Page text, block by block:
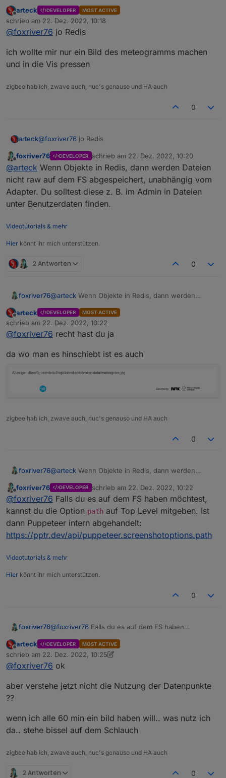
      } else {
// the binary representation of the
log(`Sucessfully took screenshot:
https://github.com/foxriver76/ioBroker.puppeteer#h
ow-to
States dienen nur der Konfiguration, falls du via
Screenshot erstellen möchtest. Wenn du
ausschließlich Messages nutzt können dir die States
egal sein.
Nutzt du eine Redis DB für die Objekte?
Offline
arteck DEVELOPER MOST ACTIVE
schrieb am 22. Dez. 2022, 10:18
zuletzt editiert von
@foxriver76 jo Redis
ich wollte mir nur ein Bild des meteogramms machen
und in die Vis pressen
zigbee hab ich, zwave auch, nuc's genauso und HA auch
0
arteck@foxriver76 jo Redis
ich wollte mir nur ein Bild des meteogramms machen
und in die Vis pressen
Offline
foxriver76 DEVELOPER schrieb am 22. Dez. 2022, 10:20
zuletzt editiert von
@arteck Wenn Objekte in Redis, dann werden Dateien
nicht raw auf dem FS abgespeichert, unabhängig vom
Adapter. Du solltest diese z. B. im Admin in Dateien
unter Benutzerdaten finden.
Videotutorials & mehr
Hier könnt ihr mich unterstützen.
2 Antworten 0
foxriver76@arteck Wenn Objekte in Redis, dann werden
unabhängig vom Adapter. Du solltest diese z. B. im
Admin in Dateien unter Benutzerdaten finden.
Offline
arteck DEVELOPER MOST ACTIVE
schrieb am 22. Dez. 2022, 10:22
zuletzt editiert von
@foxriver76 recht hast du ja
da wo man es hinschiebt ist es auch
zigbee hab ich, zwave auch, nuc's genauso und HA auch
0
foxriver76@arteck Wenn Objekte in Redis, dann werden
unabhängig vom Adapter. Du solltest diese z. B. im
Admin in Dateien unter Benutzerdaten finden.
Offline
foxriver76 DEVELOPER schrieb am 22. Dez. 2022, 10:22
zuletzt editiert von
@foxriver76 Falls du es auf dem FS haben möchtest,
kannst du die Option path auf Top Level mitgeben. Ist
dann Puppeteer intern abgehandelt:
https://pptr.dev/api/puppeteer.screenshotoptions.path
Videotutorials & mehr
Hier könnt ihr mich unterstützen.
0
foxriver76@foxriver76 Falls du es auf dem FS haben
mitgeben. Ist dann Puppeteer intern abgehandelt:
https://pptr.dev/api/puppeteer.screenshotoptions.pa
th
Offline
arteck DEVELOPER MOST ACTIVE
schrieb am 22. Dez. 2022, 10:25
zuletzt editiert von arteck
@foxriver76 ok
aber verstehe jetzt nicht die Nutzung der Datenpunkte
??
wenn ich alle 60 min ein bild haben will.. was nutz ich
da.. stehe bissel auf dem Schlauch
zigbee hab ich, zwave auch, nuc's genauso und HA auch
2 Antworten 0